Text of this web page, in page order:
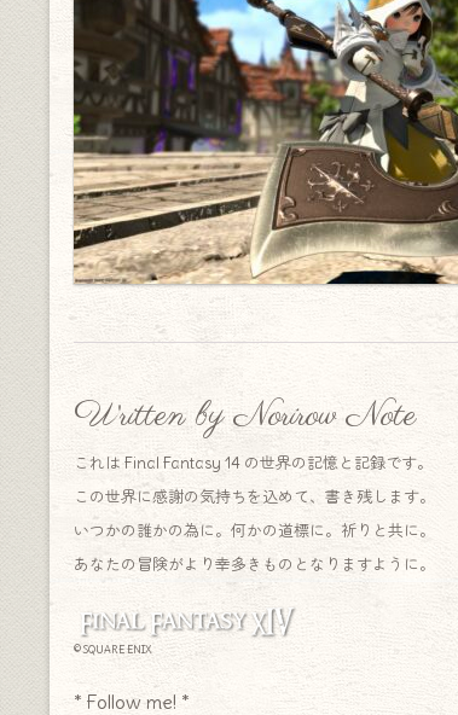
Written by Norirow Note
これは Final Fantasy 14 の世界の記憶と記録です。
この世界に感謝の気持ちを込めて、書き残します。
いつかの誰かの為に。何かの道標に。祈りと共に。
あなたの冒険がより幸多きものとなりますように。
© SQUARE ENIX
* Follow me! *